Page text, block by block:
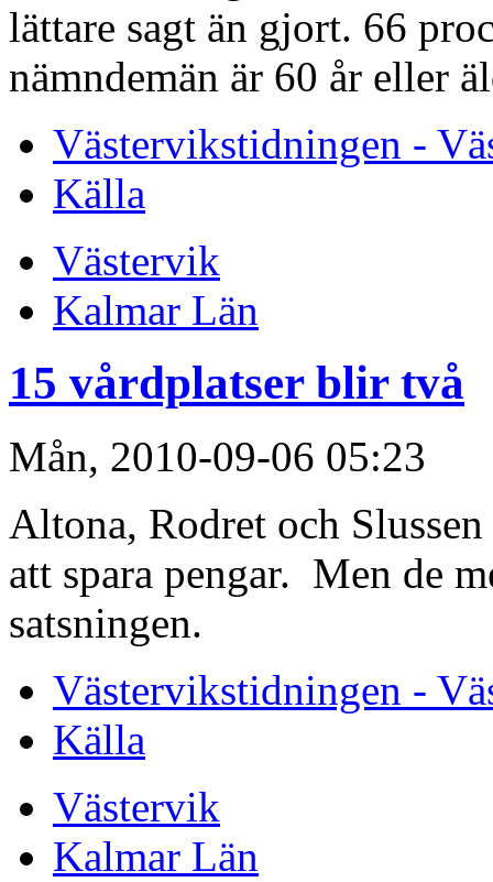
lättare sagt än gjort. 66
nämndemän är 60 år eller
Västervikstidningen -
Källa
Västervik
Kalmar Län
15 vårdplatser blir två
Mån, 2010-09-06 05:23
Altona, Rodret och
att spara pengar. Men de
satsningen.
Västervikstidningen -
Källa
Västervik
Kalmar Län